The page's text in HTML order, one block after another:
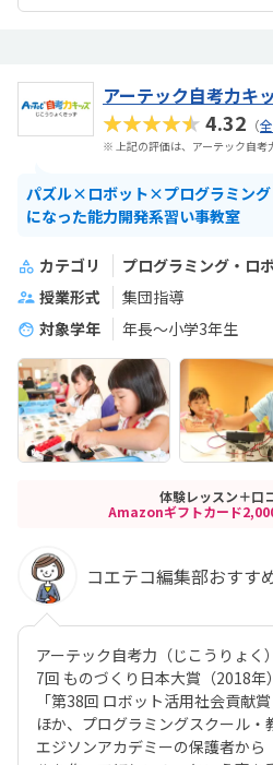
アーテック自考力キ
★★★★★4.32 （
※ 上記の評価は、アーテック自考
パズル×ロボット×プログラミン
になった能力開発系習い事教室
カテゴリ
プログラミング・ロ
授業形式
集団指導
対象学年
年長～小学3年生
体験レッスン＋口
Amazonギフトカード
コエテコ編集部おすす
アーテック自考力（じこうりょ
7回 ものづくり日本大賞（2018
「第38回 ロボット活用社会貢献
ほか、プログラミングスクール・
エジソンアカデミーの保護者から